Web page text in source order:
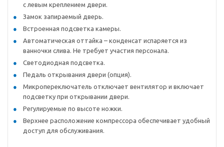
с левым креплением двери.
Замок запираемый дверь.
Встроенная подсветка камеры.
Автоматическая оттайка – конденсат испаряется из
ванночки слива. Не требует участия персонала.
Светодиодная подсветка.
Педаль открывания двери (опция).
Микропереключатель отключает вентилятор и включает
подсветку при открывании двери.
Регулируемые по высоте ножки.
Верхнее расположение компрессора обеспечивает удобный
доступ для обслуживания.